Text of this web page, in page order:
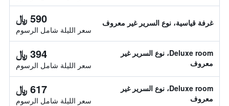
غرفة قياسية، نوع السرير غير معروف 590 ﷼
سعر الليلة شامل الرسوم
Deluxe room، نوع السرير غير
معروف
394 ﷼
سعر الليلة شامل الرسوم
Deluxe room، نوع السرير غير
معروف
617 ﷼
سعر الليلة شامل الرسوم